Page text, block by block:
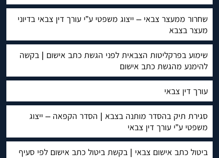
שחרור ממעצר צבאי – ייצוג משפטי ע”י עורך דין צבאי בדיוני
מעצר בצבא
שימוע בפרקליטות הצבאית לפני הגשת כתב אישום | בקשה
להימנע מהגשת כתב אישום
עורך דין צבאי
סגירת תיק בהסדר מותנה בצבא | הסדר הקפאה – ייצוג
משפטי ע”י עורך דין צבאי
ביטול כתב אישום צבאי | בקשת ביטול כתב אישום לפי סעיף